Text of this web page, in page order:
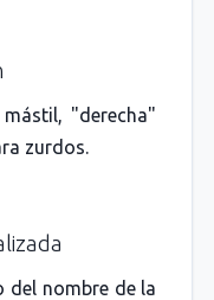
"derecha"
zurdos.
del nombre de la